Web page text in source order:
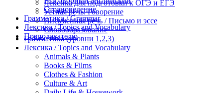
Страноведение
Грамматика / Grammar
Лексика / Topics and Vocabulary
Преподавателю
Лексика для подготовки к ОГЭ и ЕГЭ
Устная речь. Говорение
Письменная речь / Письмо и эссе
Словообразование
Грамматика (уровни 1,2,3)
Лексика / Topics and Vocabulary
Animals & Plants
Books & Films
Clothes & Fashion
Culture & Art